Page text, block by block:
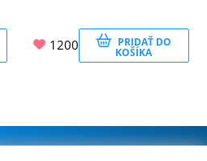
1200 PRIDAŤ DO
KOŠÍKA
.